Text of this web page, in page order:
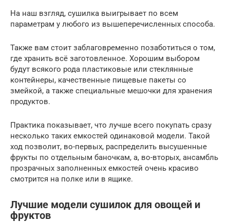
На наш взгляд, сушилка выигрывает по всем
параметрам у любого из вышеперечисленных способа.
Также вам стоит заблаговременно позаботиться о том,
где хранить всё заготовленное. Хорошим выбором
будут всякого рода пластиковые или стеклянные
контейнеры, качественные пищевые пакеты со
змейкой, а также специальные мешочки для хранения
продуктов.
Практика показывает, что лучше всего покупать сразу
несколько таких емкостей одинаковой модели. Такой
ход позволит, во-первых, распределить высушенные
фрукты по отдельным баночкам, а, во-вторых, ансамбль
прозрачных заполненных емкостей очень красиво
смотрится на полке или в ящике.
Лучшие модели сушилок для овощей и
фруктов